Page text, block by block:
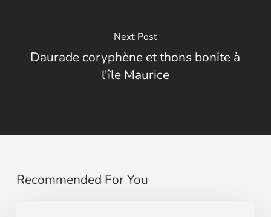
Next Post
Daurade coryphène et thons bonite à
l'île Maurice
Recommended For You